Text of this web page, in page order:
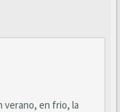
verano, en frio, la